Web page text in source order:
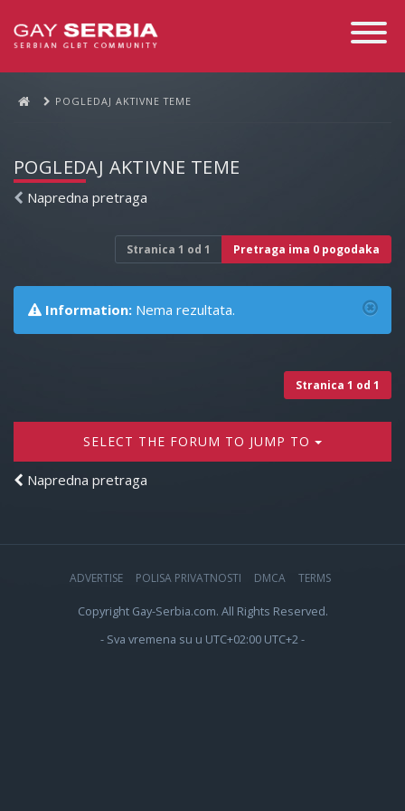
Toggle
POGLEDAJ AKTIVNE TEME
POGLEDAJ AKTIVNE TEME
Napredna pretraga
Stranica 1 od 1 Pretraga ima 0 pogodaka
Information: Nema rezultata.
Stranica 1 od 1
SELECT THE FORUM TO JUMP TO
Napredna pretraga
ADVERTISE POLISA PRIVATNOSTI DMCA TERMS
Copyright Gay-Serbia.com. All Rights Reserved.
- Sva vremena su u UTC+02:00 UTC+2 -